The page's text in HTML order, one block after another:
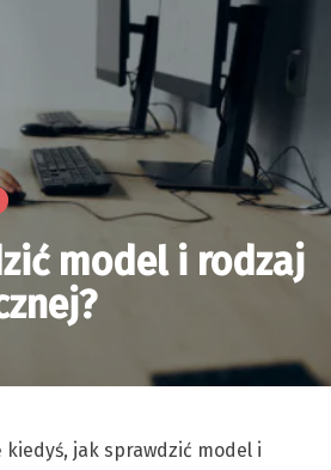
model i rodzaj
kiedyś, jak sprawdzić model i